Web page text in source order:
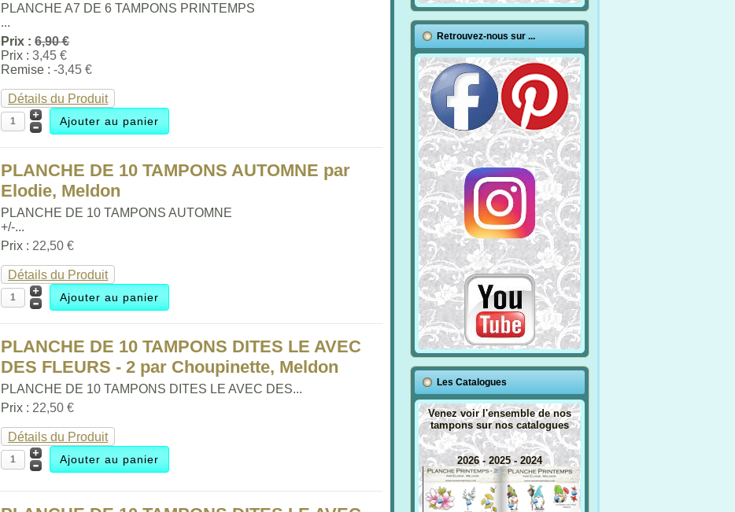
PLANCHE A7 DE 6 TAMPONS PRINTEMPS
...
Prix :6,90 €
Prix :3,45 €
Remise :-3,45 €
Détails du Produit
PLANCHE DE 10 TAMPONS AUTOMNE par
Elodie, Meldon
PLANCHE DE 10 TAMPONS AUTOMNE
+/-...
Prix : 22,50 €
Détails du Produit
PLANCHE DE 10 TAMPONS DITES LE AVEC
DES FLEURS - 2 par Choupinette, Meldon
PLANCHE DE 10 TAMPONS DITES LE AVEC DES...
Prix : 22,50 €
Détails du Produit
Retrouvez-nous sur ...
Les Catalogues
Venez voir l'ensemble de nos
tampons sur nos catalogues
2026 - 2025 - 2024